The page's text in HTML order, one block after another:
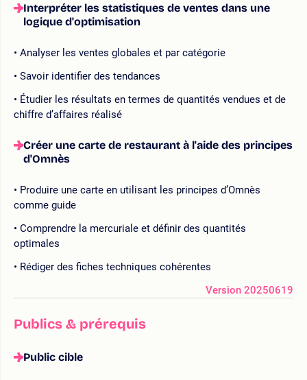
Interpréter les statistiques de ventes dans une
logique d'optimisation
Analyser les ventes globales et par catégorie
Savoir identifier des tendances
Étudier les résultats en termes de quantités vendues et de
chiffre d’affaires réalisé
Créer une carte de restaurant à l'aide des principes
d'Omnès
Produire une carte en utilisant les principes d’Omnès
comme guide
Comprendre la mercuriale et définir des quantités
optimales
Rédiger des fiches techniques cohérentes
Version 20250619
Publics & prérequis
Public cible